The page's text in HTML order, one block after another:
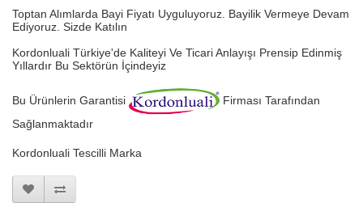
Toptan Alımlarda Bayi Fiyatı Uyguluyoruz. Bayilik Vermeye Devam
Ediyoruz. Sizde Katılın
Kordonluali Türkiye'de Kaliteyi Ve Ticari Anlayışı Prensip Edinmiş
Yıllardır Bu Sektörün İçindeyiz
Bu Ürünlerin Garantisi
Firması Tarafından
Sağlanmaktadır
Kordonluali Tescilli Marka